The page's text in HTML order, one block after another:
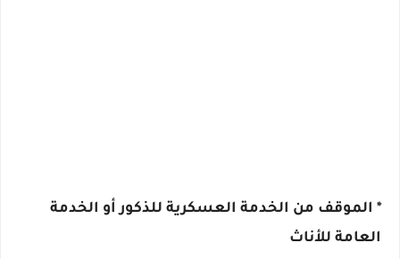
* الموقف من الخدمة العسكرية للذكور أو الخدمة
العامة للأناث